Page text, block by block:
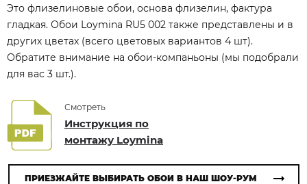
Это флизелиновые обои, основа флизелин, фактура
гладкая. Обои Loymina RU5 002 также представлены и в
других цветах (всего цветовых вариантов 4 шт).
Обратите внимание на обои-компаньоны (мы подобрали
для вас 3 шт.).
Смотреть
Инструкция по
монтажу Loymina
ПРИЕЗЖАЙТЕ ВЫБИРАТЬ ОБОИ В НАШ ШОУ-РУМ